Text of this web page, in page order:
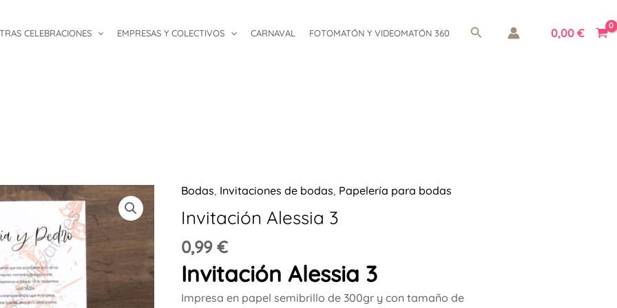
CELEBRACIONES EMPRESAS Y COLECTIVOS CARNAVAL FOTOMATÓN Y VIDEOMATÓN 360 Buscar 0,00 €
Bodas, Invitaciones de bodas, Papelería para bodas
Invitación Alessia 3
0,99€
Invitación Alessia 3
Impresa en papel semibrillo de 300gr y con tamaño de
Invitación
Alessia
cantidad